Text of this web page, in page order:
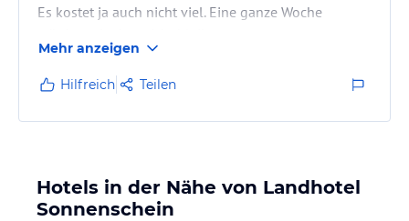
Es kostet ja auch nicht viel. Eine ganze Woche
Mehr anzeigen
Hilfreich Teilen
Hotels in der Nähe von Landhotel
Sonnenschein